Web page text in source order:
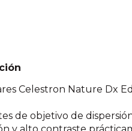
Celestron Nature Dx
de objetivo de